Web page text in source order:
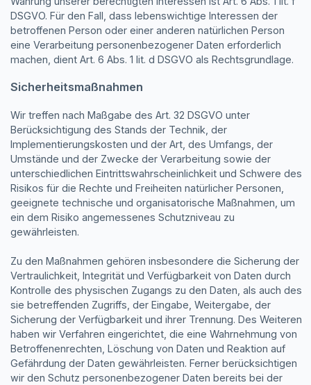
DSGVO. Für den Fall, dass lebenswichtige Interessen der
betroffenen Person oder einer anderen natürlichen Person
eine Verarbeitung personenbezogener Daten erforderlich
machen, dient Art. 6 Abs. 1 lit. d DSGVO als Rechtsgrundlage.
Sicherheitsmaßnahmen
Wir treffen nach Maßgabe des Art. 32 DSGVO unter
Berücksichtigung des Stands der Technik, der
Implementierungskosten und der Art, des Umfangs, der
Umstände und der Zwecke der Verarbeitung sowie der
unterschiedlichen Eintrittswahrscheinlichkeit und Schwere des
Risikos für die Rechte und Freiheiten natürlicher Personen,
geeignete technische und organisatorische Maßnahmen, um
ein dem Risiko angemessenes Schutzniveau zu
gewährleisten.
Zu den Maßnahmen gehören insbesondere die Sicherung der
Vertraulichkeit, Integrität und Verfügbarkeit von Daten durch
Kontrolle des physischen Zugangs zu den Daten, als auch des
sie betreffenden Zugriffs, der Eingabe, Weitergabe, der
Sicherung der Verfügbarkeit und ihrer Trennung. Des Weiteren
haben wir Verfahren eingerichtet, die eine Wahrnehmung von
Betroffenenrechten, Löschung von Daten und Reaktion auf
Gefährdung der Daten gewährleisten. Ferner berücksichtigen
wir den Schutz personenbezogener Daten bereits bei der